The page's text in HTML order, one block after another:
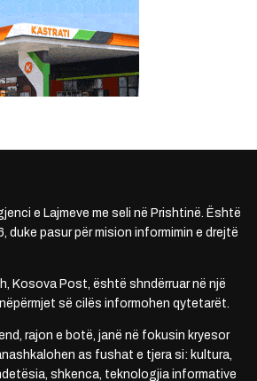
e Lajmeve me seli në Prishtinë. Është
duke pasur për mision informimin e drejtë
Kosova Post, është shndërruar në një
së cilës informohen qytetarët.
rajon e botë, janë në fokusin kryesor
as fushat e tjera si: kultura,
shkenca, teknologjia informative